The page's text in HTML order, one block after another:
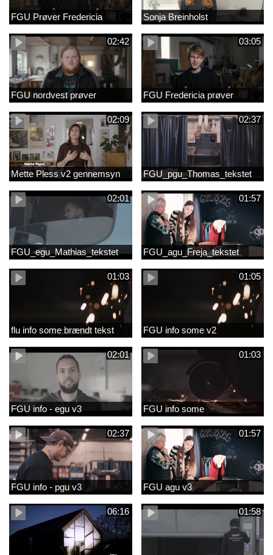
FGU Prøver Fredericia Sonja Breinholst
02:42
FGU nordvest prøver
03:05
FGU Fredericia prøver
02:09
Mette Pless v2 gennemsyn
02:37
FGU_pgu_Thomas_tekstet
02:01
FGU_egu_Mathias_tekstet
01:57
FGU_agu_Freja_tekstet
01:03
flu info some brændt tekst
01:05
FGU info some v2
02:01
FGU info - egu v3
01:03
FGU info some
02:37
FGU info - pgu v3
01:57
FGU agu v3
06:16 01:58